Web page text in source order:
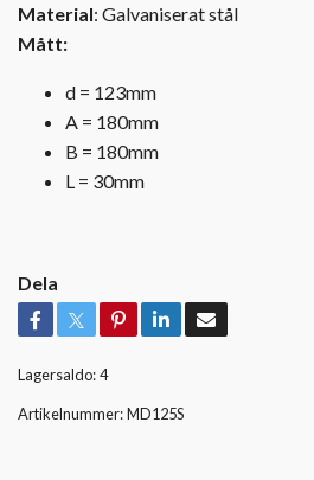
Material: Galvaniserat stål
Mått:
d = 123mm
A = 180mm
B = 180mm
L = 30mm
Dela
Lagersaldo:4
Artikelnummer:MD125S